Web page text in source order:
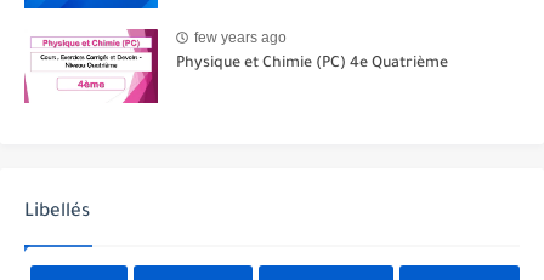
few years ago
Physique et Chimie (PC) 4e Quatrième
Libellés